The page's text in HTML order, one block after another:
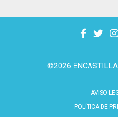
©2026
AVISO
POLÍTICA DE